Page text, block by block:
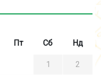
Пт Сб Нд
1 2